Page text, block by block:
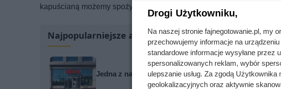
kapuścianą możemy spożywać praktycznie bez ograniczeń.
Najpopularniejsze artykuły
Jedna z najpopularniejszych kaw właśnie mocno
Drogi Użytkowniku,
Na naszej stronie fajnegotowanie.pl, my
przechowujemy informacje na
standardowe informacje wysyłane przez
spersonalizowanych reklam, wybór
ulepszanie usług. Za zgodą
geolokalizacyjnych oraz aktywnie